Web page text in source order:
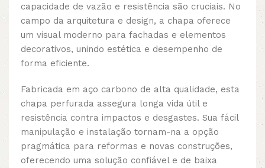
capacidade de vazão e resistência são cruciais. No
campo da arquitetura e design, a chapa oferece
um visual moderno para fachadas e elementos
decorativos, unindo estética e desempenho de
forma eficiente.
Fabricada em aço carbono de alta qualidade, esta
chapa perfurada assegura longa vida útil e
resistência contra impactos e desgastes. Sua fácil
manipulação e instalação tornam-na a opção
pragmática para reformas e novas construções,
oferecendo uma solução confiável e de baixa